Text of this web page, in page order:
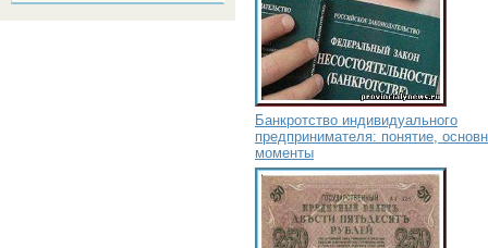
Банкротство индивидуального
предпринимателя: понятие,
моменты